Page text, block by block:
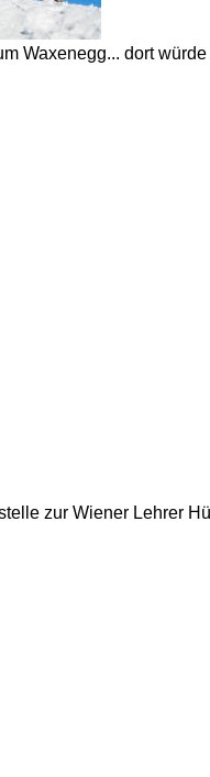
Waxenegg... dort
zur Wiener Lehrer